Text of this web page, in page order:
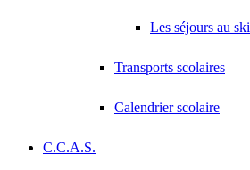
Les séjours au ski
Transports scolaires
Calendrier scolaire
C.C.A.S.